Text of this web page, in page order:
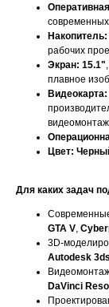
Накопитель:
рабочих
Экран: 15.1",
плавное
Видеокарта:
Цвет:
Для каких задач
GTA V,
3D-
Autodesk
DaVinci